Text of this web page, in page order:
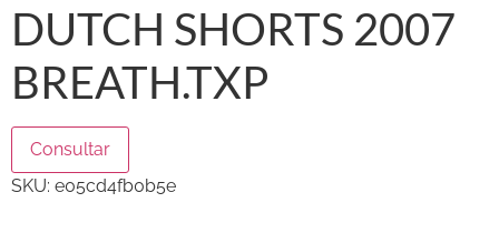
DUTCH SHORTS 2007
BREATH.TXP
Consultar
SKU: e05cd4fb0b5e